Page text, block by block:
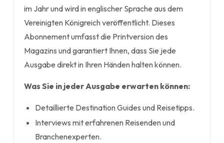
im Jahr und wird in englischer Sprache aus dem
Vereinigten Königreich veröffentlicht. Dieses
Abonnement umfasst die Printversion des
Magazins und garantiert Ihnen, dass Sie jede
Ausgabe direkt in Ihren Händen halten können.
Was Sie in jeder Ausgabe erwarten können:
Detaillierte Destination Guides und Reisetipps.
Interviews mit erfahrenen Reisenden und
Branchenexperten.